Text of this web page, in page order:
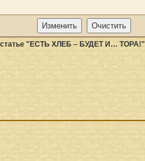
статье "ЕСТЬ ХЛЕБ – БУДЕТ И… ТОРА!"